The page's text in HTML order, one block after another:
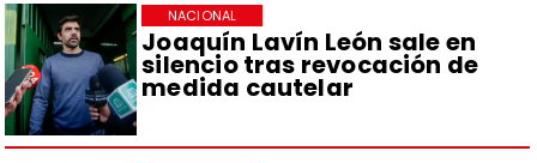
Joaquín Lavín León sale en
silencio tras revocación de
medida cautelar
NACIONAL